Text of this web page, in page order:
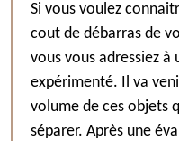
Si vous voulez
cout de débarras de
vous vous adressiez à
expérimenté. Il va
volume de ces objets
séparer. Après une